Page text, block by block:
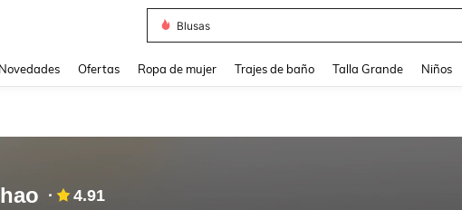
Blusas
Novedades Ofertas Ropa de mujer Trajes de baño Talla Grande Niños
4.91